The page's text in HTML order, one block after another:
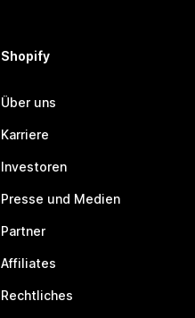
Shopify
Über uns
Karriere
Investoren
Presse und Medien
Partner
Affiliates
Rechtliches